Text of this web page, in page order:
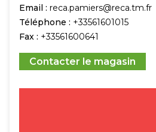
Email : reca.pamiers@reca.tm.fr
Téléphone : +33561601015
Fax : +33561600641
Contacter le magasin